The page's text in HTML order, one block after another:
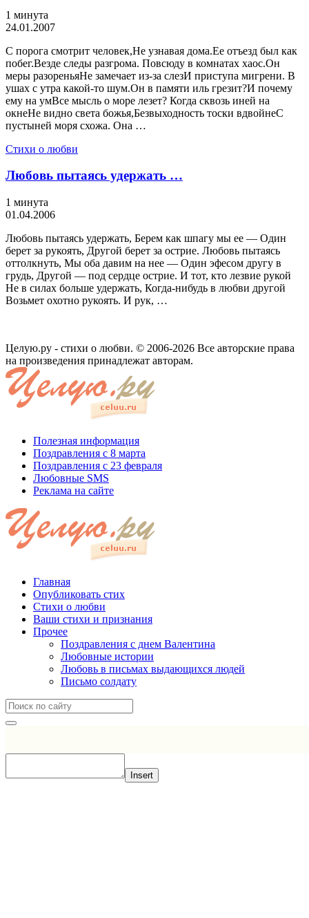
1 минута
24.01.2007
С порога смотрит человек,Не узнавая дома.Ее отъезд был как
побег.Везде следы разгрома. Повсюду в комнатах хаос.Он
меры разореньяНе замечает из-за слезИ приступа мигрени. В
ушах с утра какой-то шум.Он в памяти иль грезит?И почему
ему на умВсе мысль о море лезет? Когда сквозь иней на
окнеНе видно света божья,Безвыходность тоски вдвойнеС
пустыней моря схожа. Она …
Стихи о любви
Любовь пытаясь удержать …
1 минута
01.04.2006
Любовь пытаясь удержать, Берем как шпагу мы ее — Один
берет за рукоять, Другой берет за острие. Любовь пытаясь
оттолкнуть, Мы оба давим на нее — Один эфесом другу в
грудь, Другой — под сердце острие. И тот, кто лезвие рукой
Не в силах больше удержать, Когда-нибудь в любви другой
Возьмет охотно рукоять. И рук, …
Целую.ру - стихи о любви. © 2006-2026 Все авторские права
на произведения принадлежат авторам.
Полезная информация
Поздравления с 8 марта
Поздравления с 23 февраля
Любовные SMS
Реклама на сайте
Главная
Опубликовать стих
Стихи о любви
Ваши стихи и признания
Прочее
Поздравления с днем Валентина
Любовные истории
Любовь в письмах выдающихся людей
Письмо солдату
Insert